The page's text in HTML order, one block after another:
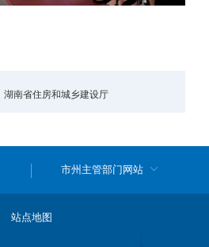
湖南省住房和城乡建设厅
市州主管部门网站
站点地图